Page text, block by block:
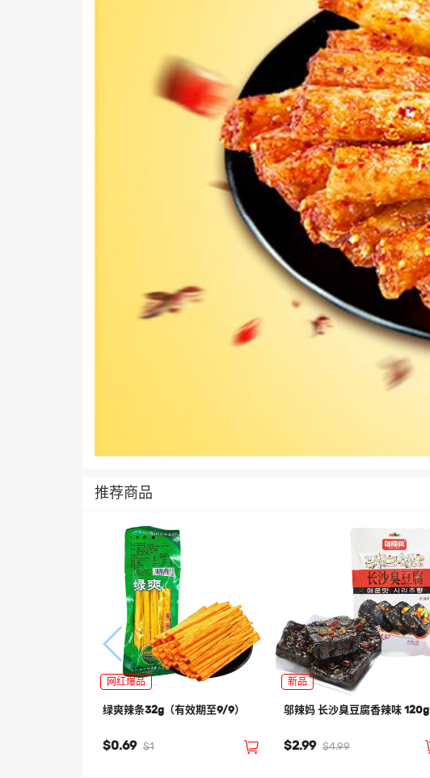
推荐商品
网红爆品
绿爽辣条32g（有效期至9/9）
$0.69 $1
新品
邬辣妈 长沙臭豆腐香辣味 120g
$2.99 $4.99